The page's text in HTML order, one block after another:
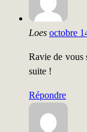
Loes octobre
Ravie de vous
suite !
Répondre